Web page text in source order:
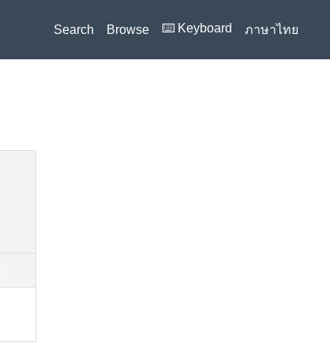
Search Browse ⌨️ Keyboard ภาษาไทย